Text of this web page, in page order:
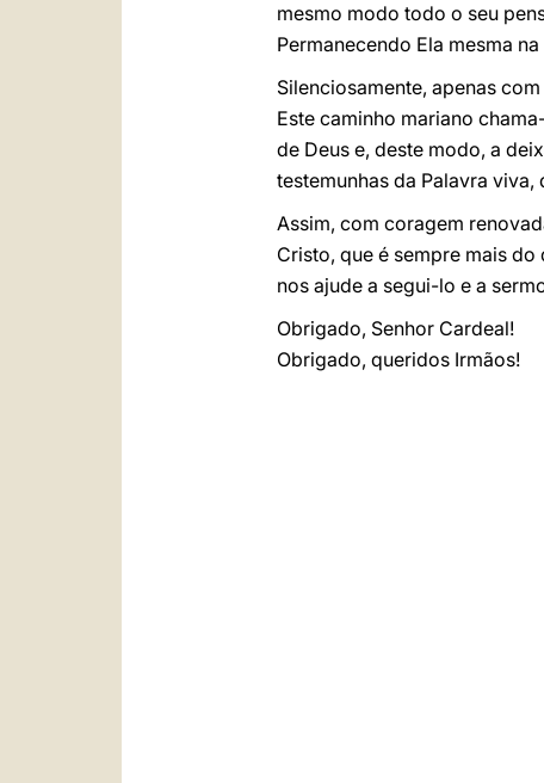
mesmo modo todo o seu
Permanecendo Ela mesma
Silenciosamente, apenas
Este caminho mariano
de Deus e, deste modo, a
testemunhas da Palavra
Assim, com coragem
Cristo, que é sempre mais
nos ajude a segui-lo e a
Obrigado, Senhor Cardeal!
Obrigado, queridos Irmãos!